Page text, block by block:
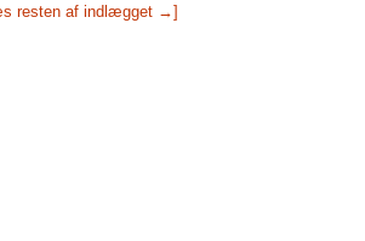
resten af indlægget →]